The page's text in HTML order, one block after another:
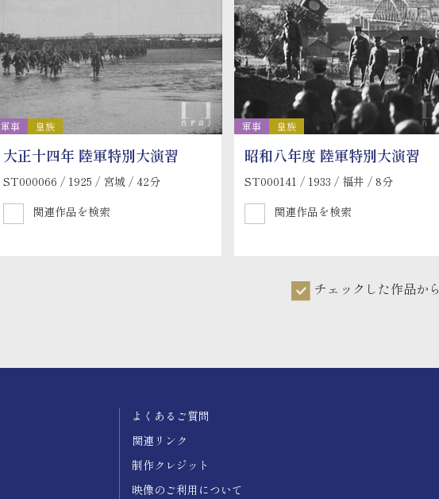
軍事 皇族
大正十四年 陸軍特別大演習
ST000066 / 1925 / 宮城 / 42分
関連作品を検索
軍事 皇族
昭和八年度 陸軍特別大演習
ST000141 / 1933 / 福井 / 8分
関連作品を検索
チェックした作品から
よくあるご質問
関連リンク
制作クレジット
映像のご利用について